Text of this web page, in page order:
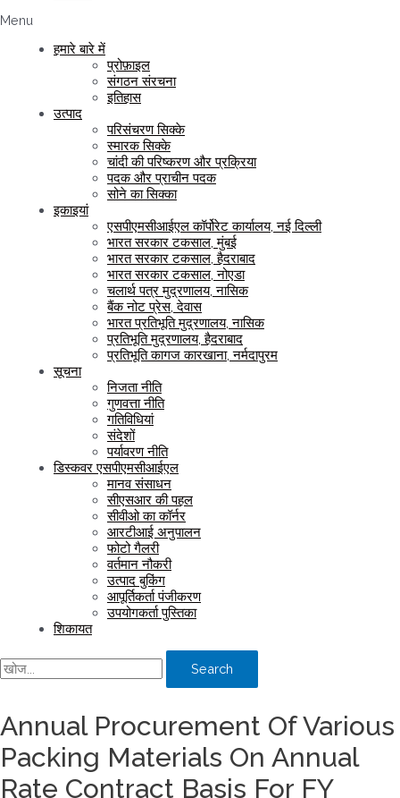
Menu
हमारे बारे में
प्रोफ़ाइल
संगठन संरचना
इतिहास
उत्पाद
परिसंचरण सिक्के
स्मारक सिक्के
चांदी की परिष्करण और प्रक्रिया
पदक और प्राचीन पदक
सोने का सिक्का
इकाइयां
एसपीएमसीआईएल कॉर्पोरेट कार्यालय, नई दिल्ली
भारत सरकार टकसाल, मुंबई
भारत सरकार टकसाल, हैदराबाद
भारत सरकार टकसाल, नोएडा
चलार्थ पत्र मुद्रणालय, नासिक
बैंक नोट प्रेस, देवास
भारत प्रतिभूति मुद्रणालय, नासिक
प्रतिभूति मुद्रणालय, हैदराबाद
प्रतिभूति कागज कारखाना, नर्मदापुरम
सूचना
निजता नीति
गुणवत्ता नीति
गतिविधियां
संदेशों
पर्यावरण नीति
डिस्कवर एसपीएमसीआईएल
मानव संसाधन
सीएसआर की पहल
सीवीओ का कॉर्नर
आरटीआई अनुपालन
फोटो गैलरी
वर्तमान नौकरी
उत्पाद बुकिंग
आपूर्तिकर्ता पंजीकरण
उपयोगकर्ता पुस्तिका
शिकायत
Search
Annual Procurement Of Various
Packing Materials On Annual
Rate Contract Basis For FY